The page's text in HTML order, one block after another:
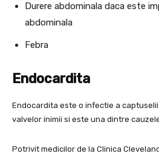
Durere abdominala daca este
abdominala
Febra
Endocardita
Endocardita este o infectie a
valvelor inimii si este una dintre
Potrivit medicilor de la Clinica